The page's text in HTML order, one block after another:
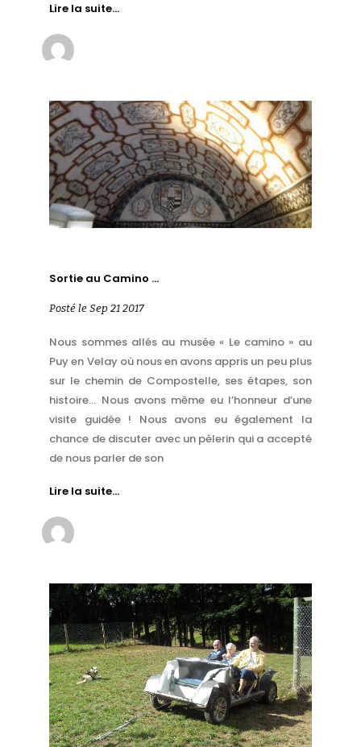
Lire la suite…
Sortie au Camino …
Posté le Sep 21 2017
Nous sommes allés au musée « Le camino » au
Puy en Velay où nous en avons appris un peu plus
sur le chemin de Compostelle, ses étapes, son
histoire… Nous avons même eu l’honneur d’une
visite guidée ! Nous avons eu également la
chance de discuter avec un pèlerin qui a accepté
de nous parler de son
Lire la suite…